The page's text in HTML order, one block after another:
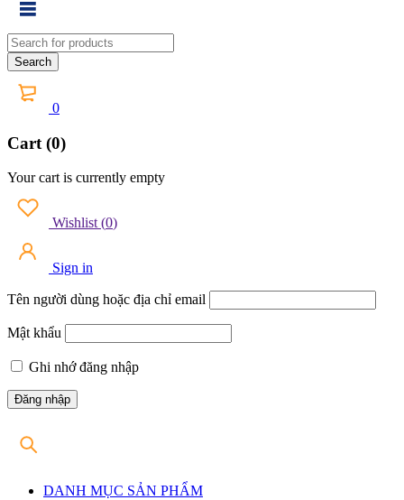
0
Cart (0)
Your cart is currently empty
Wishlist (0)
Sign in
Tên người dùng hoặc địa chỉ email
Mật khẩu
Ghi nhớ đăng nhập
DANH MỤC SẢN PHẨM